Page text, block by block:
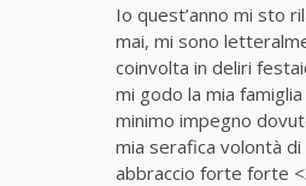
Io quest’anno mi sto
mai, mi sono
coinvolta in deliri
mi godo la mia
minimo impegno
mia serafica volontà
abbraccio forte forte